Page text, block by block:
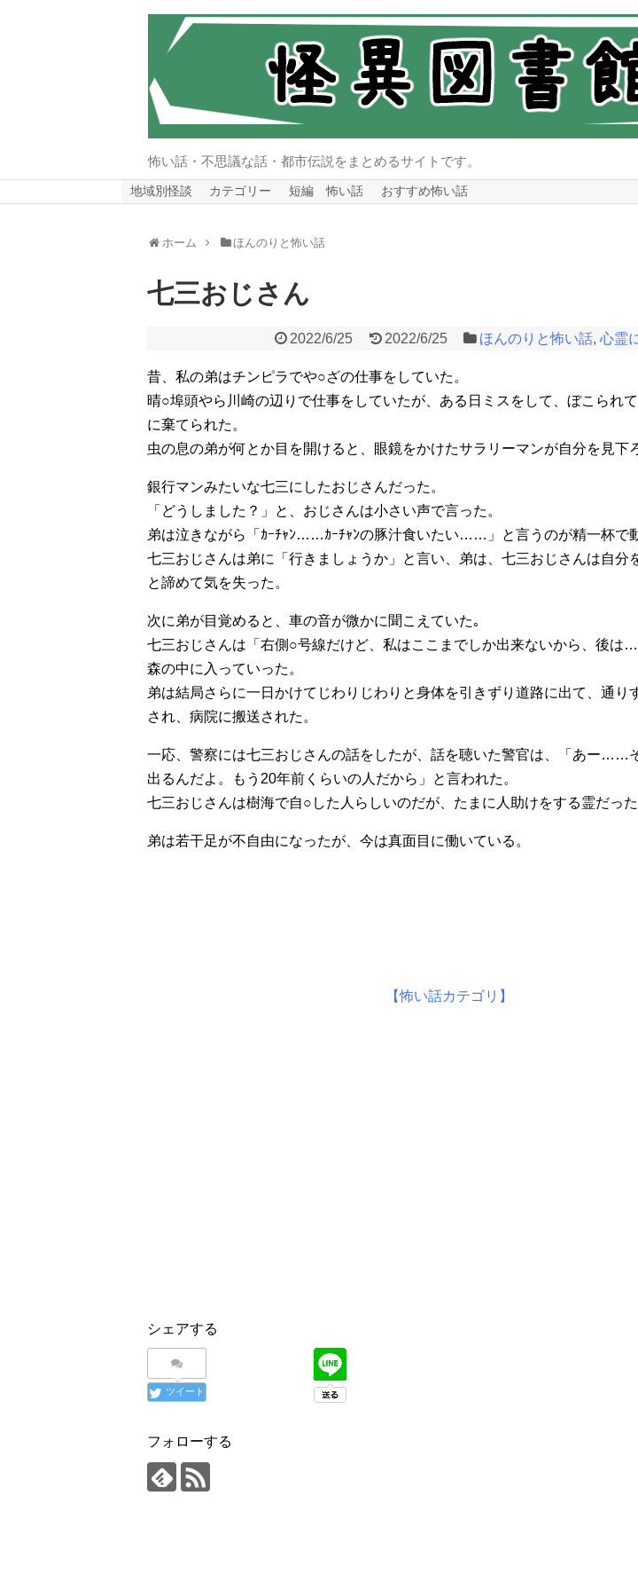
怖い話・不思議な話・都市伝説をまとめるサイトです。
地域別怪談 カテゴリー 短編 怖い話 おすすめ怖い話
ホーム ほんのりと怖い話
七三おじさん
2022/6/25 2022/6/25 ほんのりと怖い話, 心霊
昔、私の弟はチンピラでや○ざの仕事をしていた。
晴○埠頭やら川崎の辺りで仕事をしていたが、ある日ミスをして、ぼこられ
に棄てられた。
虫の息の弟が何とか目を開けると、眼鏡をかけたサラリーマンが自分を見下
銀行マンみたいな七三にしたおじさんだった。
「どうしました？」と、おじさんは小さい声で言った。
弟は泣きながら「ｶｰﾁｬﾝ……ｶｰﾁｬﾝの豚汁食いたい……」と言うのが精一杯で
七三おじさんは弟に「行きましょうか」と言い、弟は、七三おじさんは自分
と諦めて気を失った。
次に弟が目覚めると、車の音が微かに聞こえていた｡
七三おじさんは「右側○号線だけど、私はここまでしか出来ないから、後は
森の中に入っていった。
弟は結局さらに一日かけてじわりじわりと身体を引きずり道路に出て、通り
され、病院に搬送された。
一応、警察には七三おじさんの話をしたが、話を聴いた警官は、「あー……
出るんだよ。もう20年前くらいの人だから」と言われた。
七三おじさんは樹海で自○した人らしいのだが、たまに人助けをする霊だった
弟は若干足が不自由になったが、今は真面目に働いている。
【怖い話カテゴリ】
シェアする
ツイート
フォローする